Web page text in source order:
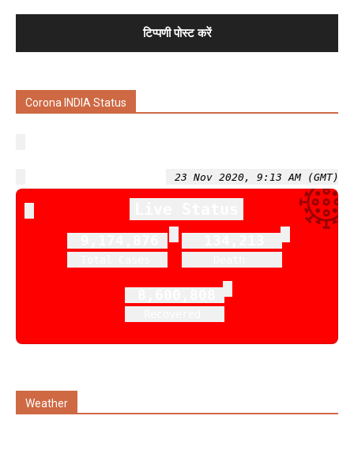
Corona INDIA Status
23 Nov 2020, 9:13 AM (GMT)
Weather